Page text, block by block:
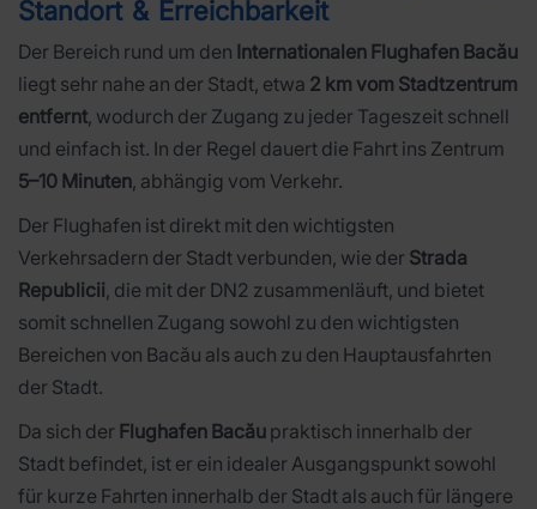
Standort & Erreichbarkeit
Der Bereich rund um den Internationalen Flughafen Bacău
liegt sehr nahe an der Stadt, etwa 2 km vom Stadtzentrum
entfernt, wodurch der Zugang zu jeder Tageszeit schnell
und einfach ist. In der Regel dauert die Fahrt ins Zentrum
5–10 Minuten, abhängig vom Verkehr.
Der Flughafen ist direkt mit den wichtigsten
Verkehrsadern der Stadt verbunden, wie der Strada
Republicii, die mit der DN2 zusammenläuft, und bietet
somit schnellen Zugang sowohl zu den wichtigsten
Bereichen von Bacău als auch zu den Hauptausfahrten
der Stadt.
Da sich der Flughafen Bacău praktisch innerhalb der
Stadt befindet, ist er ein idealer Ausgangspunkt sowohl
für kurze Fahrten innerhalb der Stadt als auch für längere